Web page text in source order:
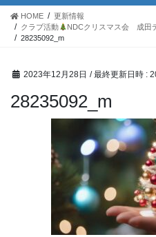
HOME
更新情報
クラブ活動
NDCクリスマス会 成田
28235092_m
2023年12月28日 / 最終更新日時 :
28235092_m